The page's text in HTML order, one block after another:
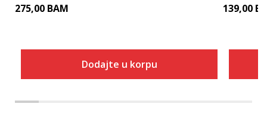
275,00 BAM
Dodajte u korpu
139,00